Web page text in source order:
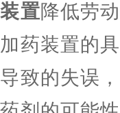
置降低劳
药装置的
致的失误